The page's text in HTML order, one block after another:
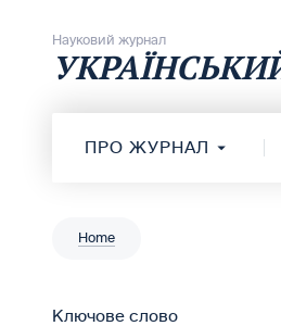
Науковий журнал
ПРО ЖУРНАЛ
Home
Ключове слово